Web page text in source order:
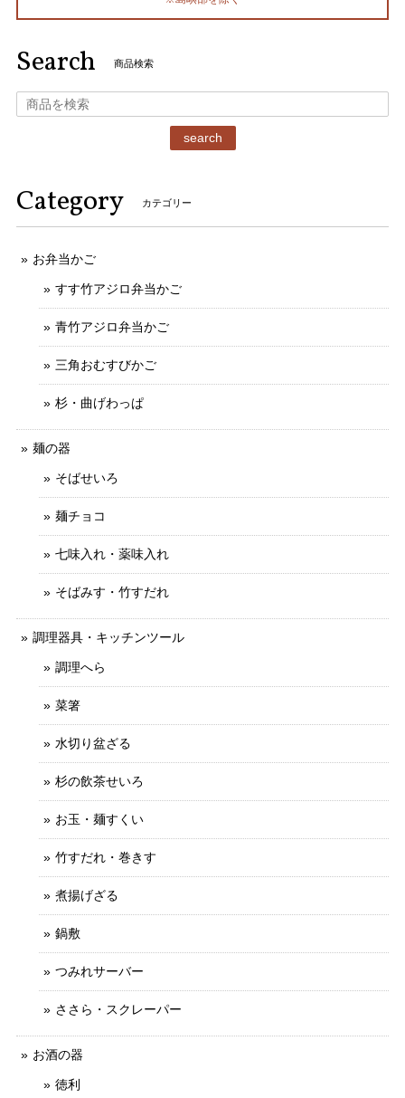
Search 商品検索
search
Category カテゴリー
お弁当かご
すす竹アジロ弁当かご
青竹アジロ弁当かご
三角おむすびかご
杉・曲げわっぱ
麺の器
そばせいろ
麺チョコ
七味入れ・薬味入れ
そばみす・竹すだれ
調理器具・キッチンツール
調理へら
菜箸
水切り盆ざる
杉の飲茶せいろ
お玉・麺すくい
竹すだれ・巻きす
煮揚げざる
鍋敷
つみれサーバー
ささら・スクレーパー
お酒の器
徳利